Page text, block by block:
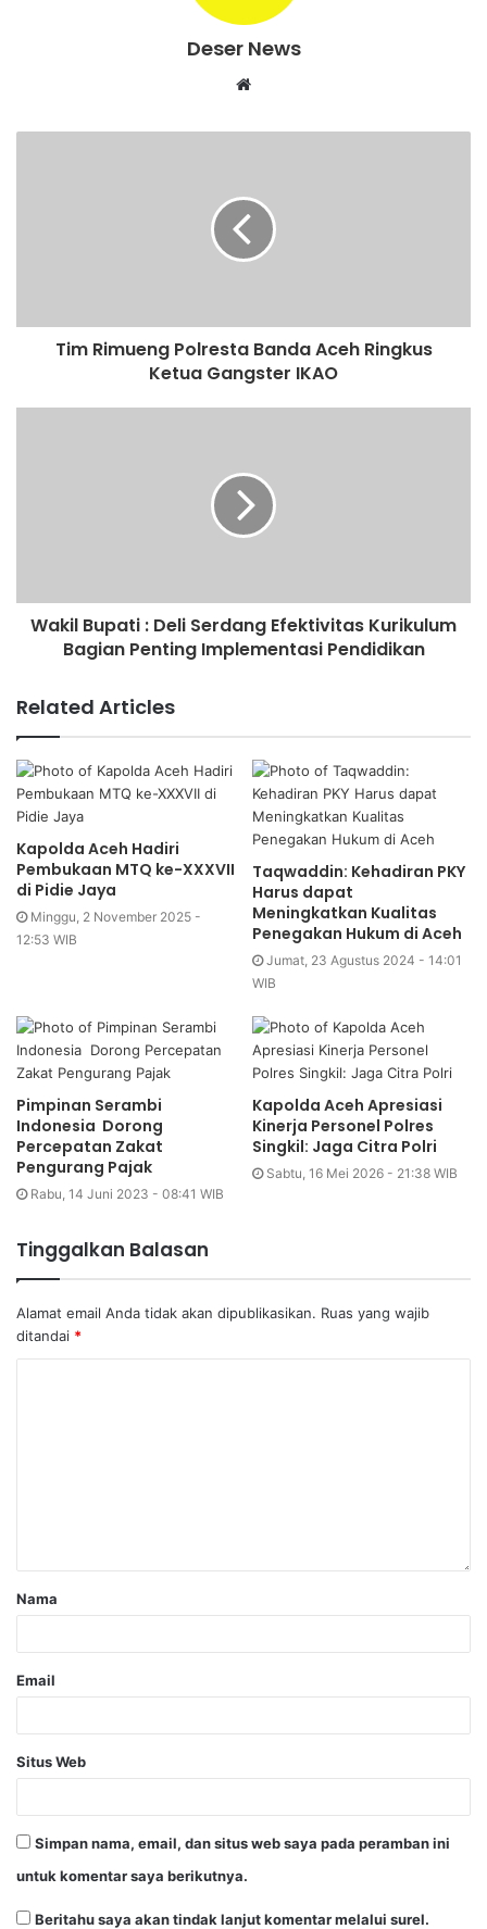
Deser News
b
t
Tim Rimueng Polresta Banda Aceh Ringkus
Ketua Gangster IKAO
Wakil Bupati : Deli Serdang Efektivitas Kurikulum
Bagian Penting Implementasi Pendidikan
Related Articles
Kapolda Aceh Hadiri
Pembukaan MTQ ke-XXXVII
di Pidie Jaya
Minggu, 2 November 2025 -
12:53 WIB
Taqwaddin: Kehadiran PKY
Harus dapat
Meningkatkan Kualitas
Penegakan Hukum di Aceh
Jumat, 23 Agustus 2024 - 14:01
WIB
Pimpinan Serambi
Indonesia Dorong
Percepatan Zakat
Pengurang Pajak
Rabu, 14 Juni 2023 - 08:41 WIB
Kapolda Aceh Apresiasi
Kinerja Personel Polres
Singkil: Jaga Citra Polri
Sabtu, 16 Mei 2026 - 21:38 WIB
Tinggalkan Balasan
Alamat email Anda tidak akan dipublikasikan. Ruas yang wajib
ditandai *
Nama
Email
Situs Web
Simpan nama, email, dan situs web saya pada peramban ini
untuk komentar saya berikutnya.
Beritahu saya akan tindak lanjut komentar melalui surel.